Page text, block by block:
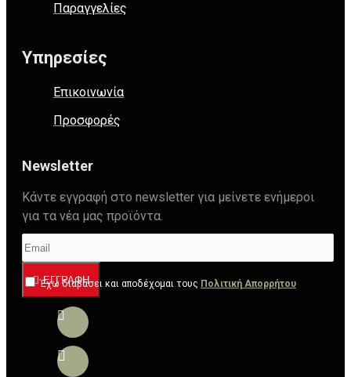
Παραγγελίες
Υπηρεσίες
Επικοινωνία
Προσφορές
Newsletter
Κάντε εγγραφή στο newsletter για μείνετε ενήμεροι
για τα νέα μας προϊόντα.
ΕΓΓΡΑΦΉ
Έχω διαβάσει και αποδέχομαι τους Πολιτική Απορρήτου